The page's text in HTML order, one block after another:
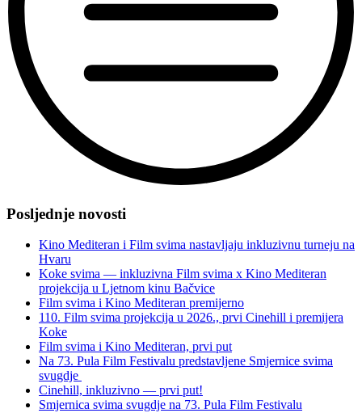
projekt
svemira
Knjiga
svima”
Posljednje novosti
Kino Mediteran i Film svima nastavljaju inkluzivnu turneju na
Hvaru
Koke svima — inkluzivna Film svima x Kino Mediteran
projekcija u Ljetnom kinu Bačvice
Film svima i Kino Mediteran premijerno
110. Film svima projekcija u 2026., prvi Cinehill i premijera
Koke
Film svima i Kino Mediteran, prvi put
Na 73. Pula Film Festivalu predstavljene Smjernice svima
svugdje
Cinehill, inkluzivno — prvi put!
Smjernica svima svugdje na 73. Pula Film Festivalu